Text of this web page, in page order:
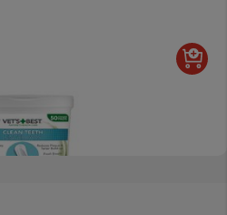
De Dentes 50 Unidades